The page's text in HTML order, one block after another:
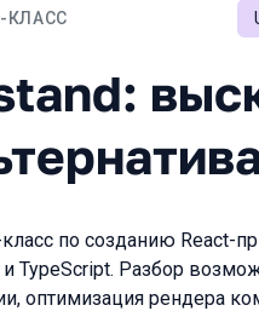
КЛАСС
по созданию React-
и TypeScript. Разбор
оптимизация рендера